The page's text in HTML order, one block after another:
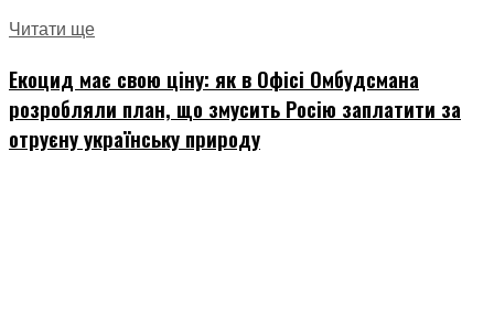
Читати ще
Екоцид має свою ціну: як в Офісі Омбудсмана
розробляли план, що змусить Росію заплатити за
отруєну українську природу